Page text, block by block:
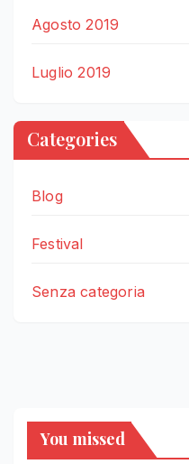
Agosto 2019
Luglio 2019
Categories
Blog
Festival
Senza categoria
You missed